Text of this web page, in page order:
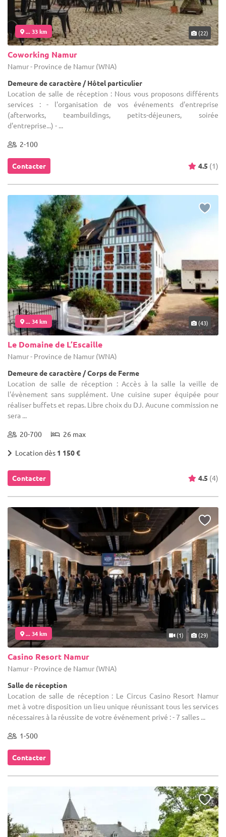
... 33 km (22)
Coworking Namur
Namur - Province de Namur (WNA)
Demeure de caractère / Hôtel particulier
Location de salle de réception : Nous vous proposons différents
services : - l'organisation de vos événements d'entreprise
(afterworks, teambuildings, petits-déjeuners, soirée
d'entreprise...) - ...
2-100
Contacter 4.5 (1)
... 34 km (43)
Le Domaine de L’Escaille
Namur - Province de Namur (WNA)
Demeure de caractère / Corps de Ferme
Location de salle de réception : Accès à la salle la veille de
l'évènement sans supplément. Une cuisine super équipée pour
réaliser buffets et repas. Libre choix du DJ. Aucune commission ne
sera ...
20-700 26 max
Location dès 1 150 €
Contacter 4.5 (4)
... 34 km (1) (29)
Casino Resort Namur
Namur - Province de Namur (WNA)
Salle de réception
Location de salle de réception : Le Circus Casino Resort Namur
met à votre disposition un lieu unique réunissant tous les services
nécessaires à la réussite de votre événement privé : - 7 salles ...
1-500
Contacter